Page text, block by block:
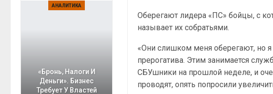
Оберегают лидера «ПС» бойцы, с
называет их собратьями.
«Они слишком меня оберегают, но я
прерогатива. Этим занимается
СБУшники на прошлой неделе, и
проводят, опять попросили
АНАЛИТИКА
«Бронь, Налоги И
Деньги». Бизнес
Требует У Властей